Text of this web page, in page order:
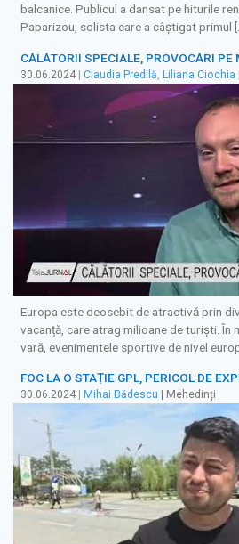
balcanice. Publicul a dansat pe hiturile
Paparizou, solista care a câștigat primul
CĂLĂTORII SPECIALE, PROVOCĂRI PE
30.06.2024 | Claudia Predilă Liliana Ciochia
Europa este deosebit de atractivă prin
vacanță, care atrag milioane de turiști. În
vară, evenimentele sportive de nivel
FOC LA O STAȚIE GPL, PERICOL DE
30.06.2024 Mihai Bădescu | Mehedinți